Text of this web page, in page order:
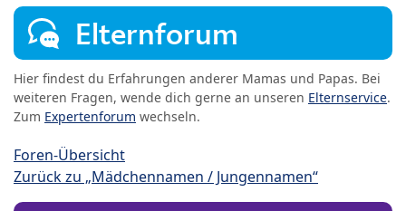
Elternforum
Hier findest du Erfahrungen anderer Mamas und Papas. Bei
weiteren Fragen, wende dich gerne an unseren Elternservice.
Zum Expertenforum wechseln.
Foren-Übersicht
Zurück zu „Mädchennamen / Jungennamen“